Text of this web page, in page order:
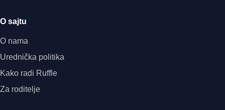
O sajtu
O nama
Urednička politika
Kako radi Ruffle
Za roditelje